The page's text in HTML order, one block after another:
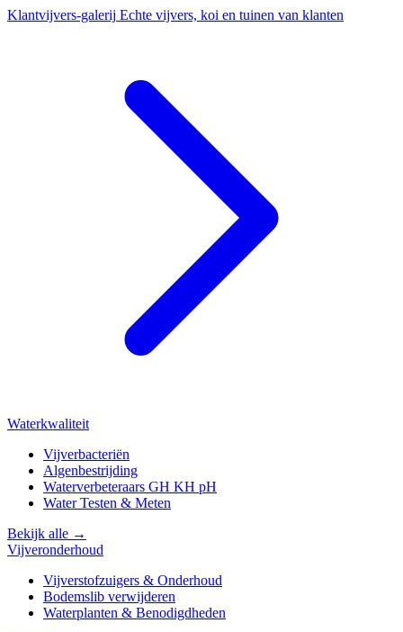
Klantvijvers-galerij Echte vijvers, koi en tuinen van klanten
Waterkwaliteit
Vijverbacteriën
Algenbestrijding
Waterverbeteraars GH KH pH
Water Testen & Meten
Bekijk alle →
Vijveronderhoud
Vijverstofzuigers & Onderhoud
Bodemslib verwijderen
Waterplanten & Benodigdheden